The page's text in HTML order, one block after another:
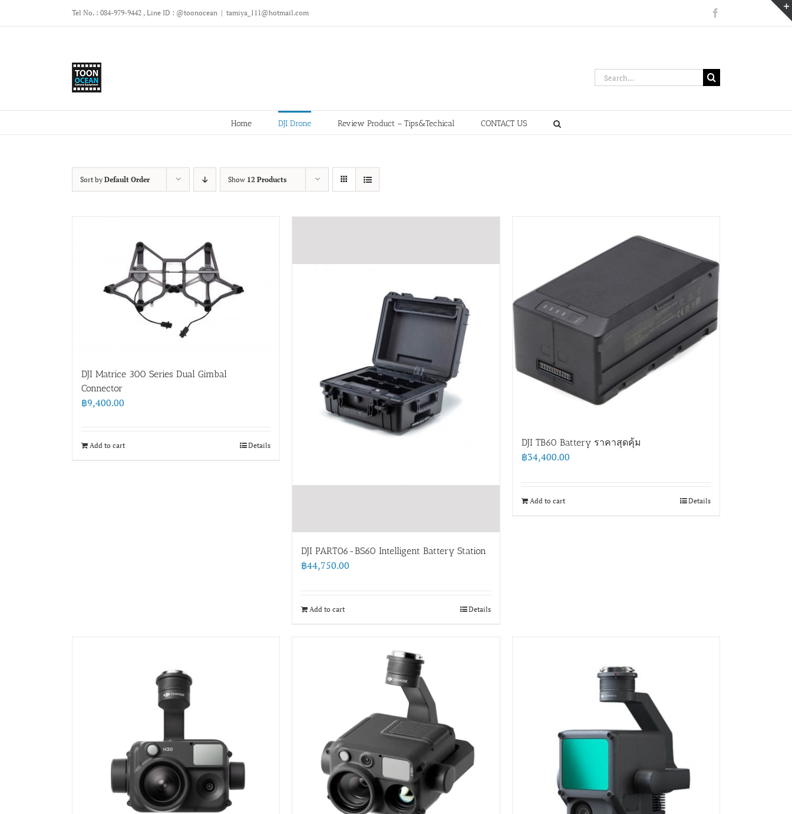
Tel No. : 084-979-9442 , Line ID : @toonocean | tamiya_111@hotmail.com
Search
for:
Home DJI Drone Review Product – Tips&Techical CONTACT US
Sort by Default Order Show 12 Products
DJI Matrice 300 Series Dual Gimbal
Connector
฿9,400.00
Add to cart Details
DJI PART06-BS60 Intelligent Battery Station
฿44,750.00
Add to cart Details
DJI TB60 Battery ราคาสุดคุ้ม
฿34,400.00
Add to cart Details